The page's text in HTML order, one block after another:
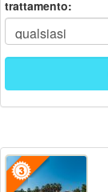
trattamento: